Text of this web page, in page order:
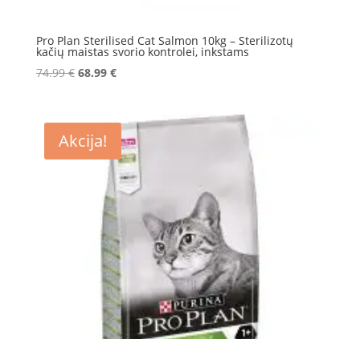
Pro Plan Sterilised Cat Salmon 10kg – Sterilizotų
kačių maistas svorio kontrolei, inkstams
74.99€ Original
74.99 €.
68.99 €Current
68.99 €.
Akcija!